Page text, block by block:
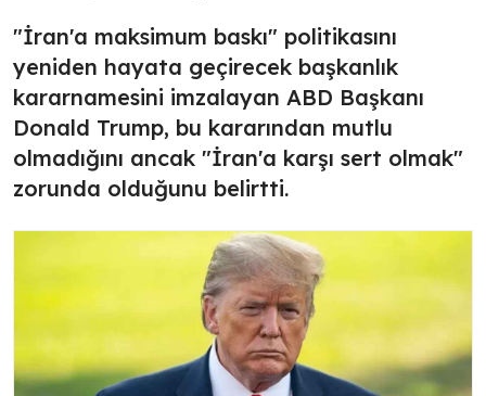
"İran'a maksimum baskı" politikasını
yeniden hayata geçirecek başkanlık
kararnamesini imzalayan ABD Başkanı
Donald Trump, bu kararından mutlu
olmadığını ancak "İran'a karşı sert olmak"
zorunda olduğunu belirtti.